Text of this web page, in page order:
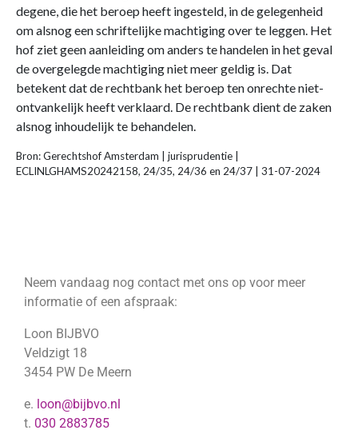
degene, die het beroep heeft ingesteld, in de gelegenheid
om alsnog een schriftelijke machtiging over te leggen. Het
hof ziet geen aanleiding om anders te handelen in het geval
de overgelegde machtiging niet meer geldig is. Dat
betekent dat de rechtbank het beroep ten onrechte niet-
ontvankelijk heeft verklaard. De rechtbank dient de zaken
alsnog inhoudelijk te behandelen.
Bron: Gerechtshof Amsterdam | jurisprudentie |
ECLINLGHAMS20242158, 24/35, 24/36 en 24/37 | 31-07-2024
Neem vandaag nog contact met ons op voor meer
informatie of een afspraak:
Loon BIJBVO
Veldzigt 18
3454 PW De Meern
e. loon@bijbvo.nl
t. 030 2883785